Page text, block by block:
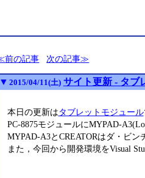
前の記事 次の記事
▼ 2015/04/11(土) サイト更新 - タブ
本日の更新はタブレットモジュール
PC-8875モジュールにMYPAD-
MYPAD-A3とCREATORはダ・ビ
また，今回から開発環境をVisual